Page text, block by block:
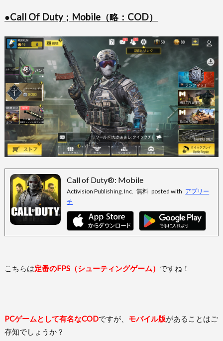
●Call Of Duty；Mobile（略：COD）
Call of Duty®: Mobile
Activision Publishing, Inc. 無料 posted with アプリー
チ
こちらは定番のFPS（シューティングゲーム） ですね！
PCゲームとして有名なCODですが、 モバイル版があることはご
存知でしょうか？